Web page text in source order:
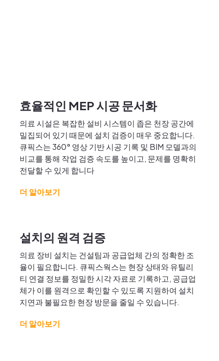
효율적인 MEP 시공 문서화
의료 시설은 복잡한 설비 시스템이 좁은 천장 공간에
밀집되어 있기 때문에 설치 검증이 매우 중요합니다.
큐픽스는 360° 영상 기반 시공 기록 및 BIM 모델과의
비교를 통해 작업 검증 속도를 높이고, 문제를 명확히
전달할 수 있게 합니다
더 알아보기
설치의 원격 검증
의료 장비 설치는 건설팀과 공급업체 간의 정확한 조
율이 필요합니다. 큐픽스웍스는 현장 상태와 유틸리
티 연결 정보를 정밀한 시각 자료로 기록하고, 공급업
체가 이를 원격으로 확인할 수 있도록 지원하여 설치
지연과 불필요한 현장 방문을 줄일 수 있습니다.
더 알아보기